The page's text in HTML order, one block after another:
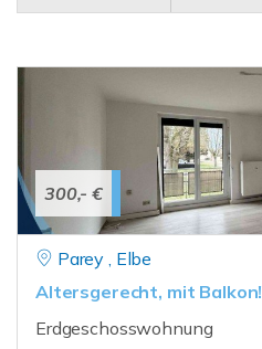
300,- €
Parey , Elbe
Altersgerecht, mit Balkon!
Erdgeschosswohnung